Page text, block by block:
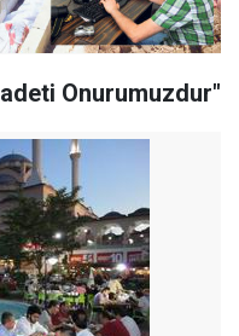
Onurumuzdur"